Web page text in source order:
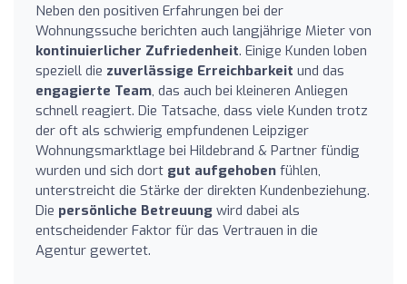
Neben den positiven Erfahrungen bei der
Wohnungssuche berichten auch langjährige Mieter von
kontinuierlicher Zufriedenheit. Einige Kunden loben
speziell die zuverlässige Erreichbarkeit und das
engagierte Team, das auch bei kleineren Anliegen
schnell reagiert. Die Tatsache, dass viele Kunden trotz
der oft als schwierig empfundenen Leipziger
Wohnungsmarktlage bei Hildebrand & Partner fündig
wurden und sich dort gut aufgehoben fühlen,
unterstreicht die Stärke der direkten Kundenbeziehung.
Die persönliche Betreuung wird dabei als
entscheidender Faktor für das Vertrauen in die
Agentur gewertet.